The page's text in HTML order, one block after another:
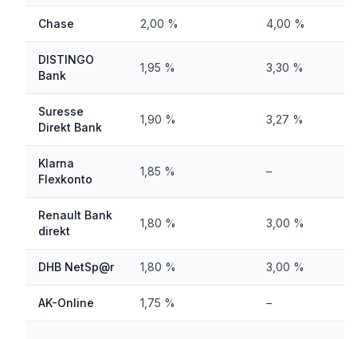
Chase 2,00 % 4,00 %
DISTINGO
Bank
1,95 % 3,30 %
Suresse
Direkt Bank
1,90 % 3,27 %
Klarna
Flexkonto
1,85 % –
Renault Bank
direkt
1,80 % 3,00 %
DHB NetSp@r 1,80 % 3,00 %
AK-Online 1,75 % –